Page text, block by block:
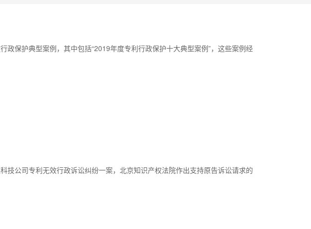
保护典型案例，其中包括“2019年度专利行政保护十大典型案例”，这些案例经
公司专利无效行政诉讼纠纷一案，北京知识产权法院作出支持原告诉讼请求的